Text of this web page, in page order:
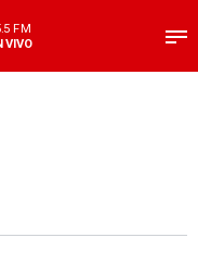
FM
VIVO